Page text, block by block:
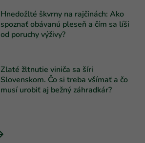
Hnedožlté škvrny na rajčinách: Ako
spoznať obávanú pleseň a čím sa líši
od poruchy výživy?
Zlaté žltnutie viniča sa šíri
Slovenskom. Čo si treba všímať a čo
musí urobiť aj bežný záhradkár?